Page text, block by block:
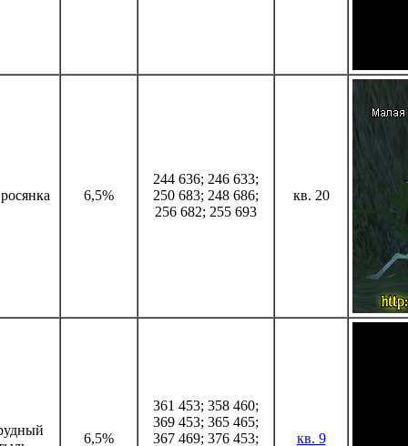
6,5%
244 636; 246 633;
250 683; 248 686;
256 682; 255 693
кв. 20
6,5%
361 453; 358 460;
369 453; 365 465;
367 469; 376 453;
кв. 9